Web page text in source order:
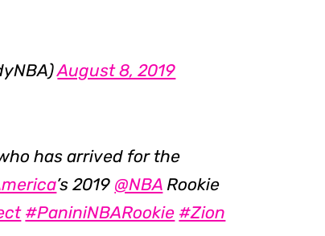
August 8, 2019
has arrived for the
’s 2019 @NBA Rookie
#PaniniNBARookie #Zion